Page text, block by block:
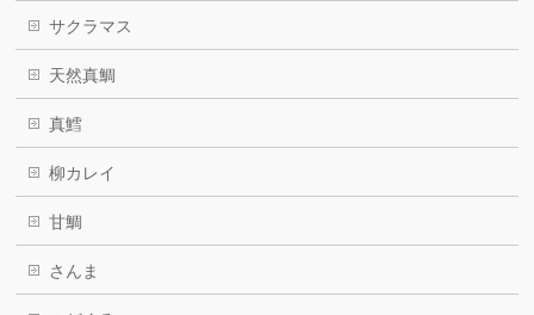
サクラマス
天然真鯛
真鱈
柳カレイ
甘鯛
さんま